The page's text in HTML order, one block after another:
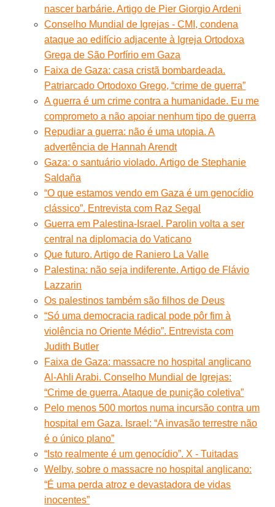
nascer barbárie. Artigo de Pier Giorgio Ardeni
Conselho Mundial de Igrejas - CMI, condena
ataque ao edifício adjacente à Igreja Ortodoxa
Grega de São Porfírio em Gaza
Faixa de Gaza: casa cristã bombardeada.
Patriarcado Ortodoxo Grego, “crime de guerra”
A guerra é um crime contra a humanidade. Eu me
comprometo a não apoiar nenhum tipo de guerra
Repudiar a guerra: não é uma utopia. A
advertência de Hannah Arendt
Gaza: o santuário violado. Artigo de Stephanie
Saldaña
“O que estamos vendo em Gaza é um genocídio
clássico”. Entrevista com Raz Segal
Guerra em Palestina-Israel. Parolin volta a ser
central na diplomacia do Vaticano
Que futuro. Artigo de Raniero La Valle
Palestina: não seja indiferente. Artigo de Flávio
Lazzarin
Os palestinos também são filhos de Deus
“Só uma democracia radical pode pôr fim à
violência no Oriente Médio”. Entrevista com
Judith Butler
Faixa de Gaza: massacre no hospital anglicano
Al-Ahli Arabi. Conselho Mundial de Igrejas:
“Crime de guerra. Ataque de punição coletiva”
Pelo menos 500 mortos numa incursão contra um
hospital em Gaza. Israel: “A invasão terrestre não
é o único plano”
“Isto realmente é um genocídio”. X - Tuitadas
Welby, sobre o massacre no hospital anglicano:
“É uma perda atroz e devastadora de vidas
inocentes”